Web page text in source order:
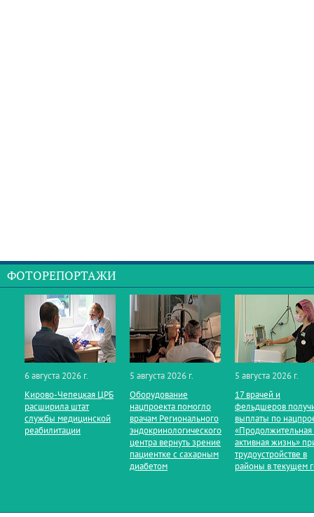
ФОТОРЕПОРТАЖИ
6 августа 2026 г.
Кирово‑Чепецкая ЦРБ
расширила штат
службы медицинской
реабилитации
5 августа 2026 г.
Оборудование
нацпроекта помогло
врачам Регионального
эндокринологического
центра вернуть зрение
пациентке с сахарным
диабетом
5 августа 2026 г.
17 врачей и
фельдшеров
выплаты по
«Продолжительная
активная жизнь»
трудоустройстве в
районы в текущем